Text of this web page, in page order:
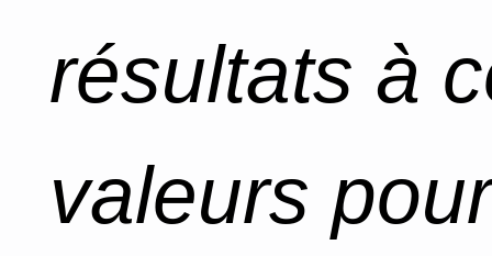
résultats à
valeurs